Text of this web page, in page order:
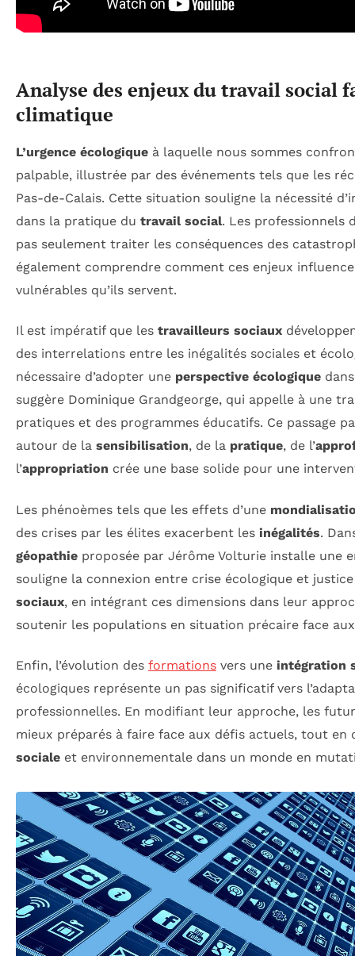
Analyse des enjeux du travail social
climatique
L’urgence écologique à laquelle nous sommes
palpable, illustrée par des événements tels que les
Pas-de-Calais. Cette situation souligne la nécessité
dans la pratique du travail social. Les professionnels
pas seulement traiter les conséquences des
également comprendre comment ces enjeux
vulnérables qu’ils servent.
Il est impératif que les travailleurs sociaux
des interrelations entre les inégalités sociales et
nécessaire d’adopter une perspective écologique
suggère Dominique Grandgeorge, qui appelle à une
pratiques et des programmes éducatifs. Ce passage
autour de la sensibilisation, de la pratique, de l’
l’appropriation crée une base solide pour une
Les phénoèmes tels que les effets d’une
des crises par les élites exacerbent les inégalités.
géopathie proposée par Jérôme Volturie installe une
souligne la connexion entre crise écologique et
sociaux, en intégrant ces dimensions dans leur
soutenir les populations en situation précaire face
Enfin, l’évolution des formations vers une intégration
écologiques représente un pas significatif vers
professionnelles. En modifiant leur approche, les
mieux préparés à faire face aux défis actuels, tout
sociale et environnementale dans un monde en